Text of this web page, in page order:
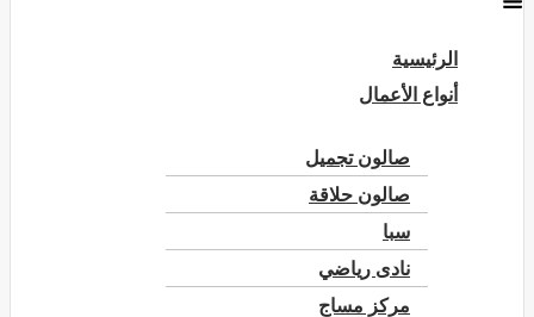
الرئيسية
أنواع الأعمال
صالون تجميل
صالون حلاقة
سبا
نادى رياضي
مركز مساج